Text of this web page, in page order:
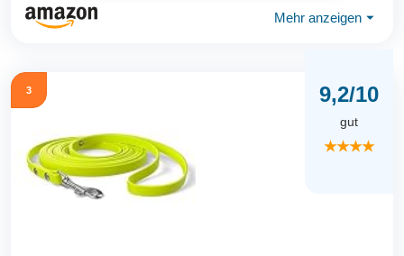
Mehr anzeigen ⏷
3 9,2/10
gut
★★★★